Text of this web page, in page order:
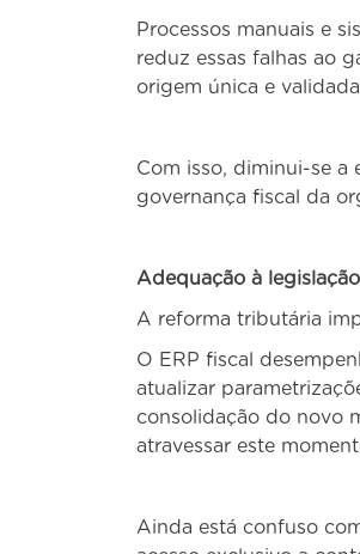
Processos manuais e
reduz essas falhas ao
origem única e
Com isso, diminui-se a
governança fiscal da
Adequação à
A reforma tributária
O ERP fiscal
atualizar
consolidação do novo
atravessar este
Ainda está confuso